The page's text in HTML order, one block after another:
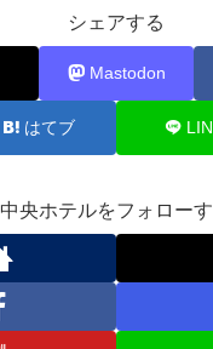
シェアする
Mastodon
はてブ
中央ホテルをフォロー